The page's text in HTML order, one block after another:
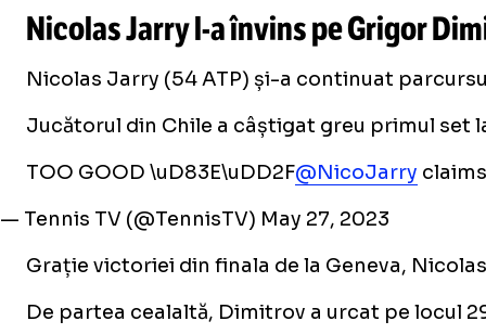
Nicolas Jarry l-a învins pe Grigor
Nicolas Jarry (54 ATP) și-a continuat
Jucătorul din Chile a câștigat greu primul set
TOO GOOD \uD83E\uDD2F@NicoJarry
— Tennis TV (@TennisTV) May 27, 2023
Grație victoriei din finala de la Geneva,
De partea cealaltă, Dimitrov a urcat pe locul